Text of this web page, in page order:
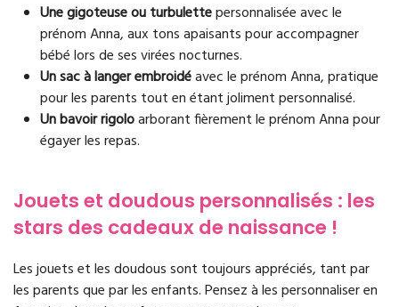
Une gigoteuse ou turbulettepersonnalisée avec le
prénom Anna, aux tons apaisants pour accompagner
bébé lors de ses virées nocturnes.
Un sac à langer embroidéavec le prénom Anna, pratique
pour les parents tout en étant joliment personnalisé.
Un bavoir rigoloarborant fièrement le prénom Anna pour
égayer les repas.
Jouets et doudous personnalisés : les
stars des cadeaux de naissance !
Les jouets et les doudous sont toujours appréciés, tant par
les parents que par les enfants. Pensez à les personnaliser en